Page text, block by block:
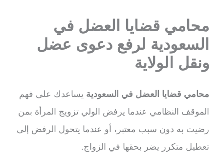
محامي قضايا العضل في
السعودية لرفع دعوى عضل
ونقل الولاية
محامي قضايا العضل في السعودية يساعدك على فهم
الموقف النظامي عندما يرفض الولي تزويج المرأة بمن
رضيت به دون سبب معتبر، أو عندما يتحول الرفض إلى
تعطيل متكرر يضر بحقها في الزواج.